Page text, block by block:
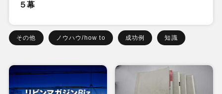
５幕
その他 ノウハウ/how to 成功例 知識